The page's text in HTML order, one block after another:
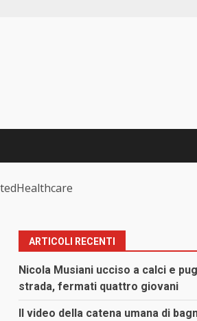
ARTICOLI RECENTI
Nicola Musiani ucciso a calci e
strada, fermati quattro giovani
Il video della catena umana di